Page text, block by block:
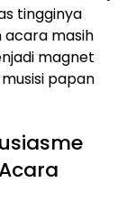
tingginya
acara masih
magnet
papan